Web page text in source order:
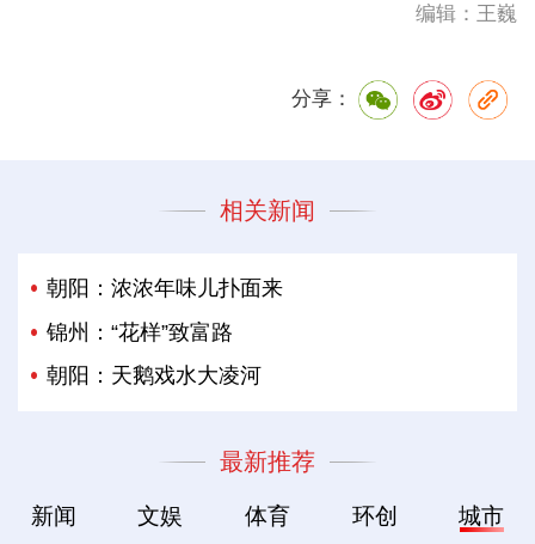
编辑：王巍
分享：
相关新闻
朝阳：浓浓年味儿扑面来
锦州：“花样”致富路
朝阳：天鹅戏水大凌河
最新推荐
新闻 文娱 体育 环创 城市